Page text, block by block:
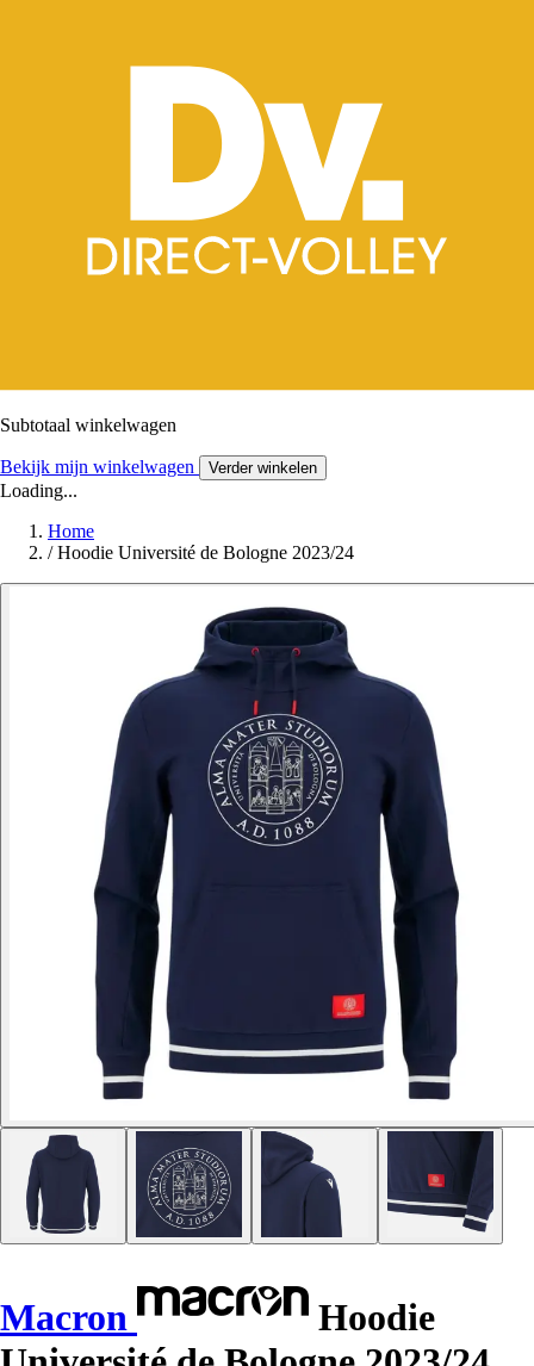
Subtotaal winkelwagen
Bekijk mijn winkelwagen Verder winkelen
Loading...
Home
/ Hoodie Université de Bologne 2023/24
Macron
Hoodie